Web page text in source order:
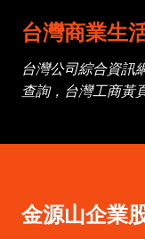
台灣商業生
台灣公司綜合資訊
查詢，台灣工商黃頁
金源山企業